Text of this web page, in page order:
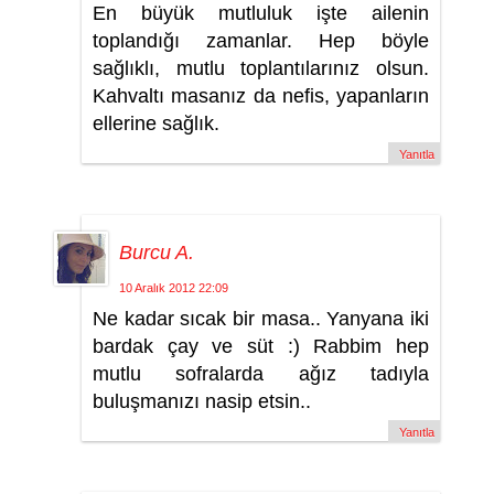
En büyük mutluluk işte ailenin
toplandığı zamanlar. Hep böyle
sağlıklı, mutlu toplantılarınız olsun.
Kahvaltı masanız da nefis, yapanların
ellerine sağlık.
Yanıtla
Burcu A.
10 Aralık 2012 22:09
Ne kadar sıcak bir masa.. Yanyana iki
bardak çay ve süt :) Rabbim hep
mutlu sofralarda ağız tadıyla
buluşmanızı nasip etsin..
Yanıtla